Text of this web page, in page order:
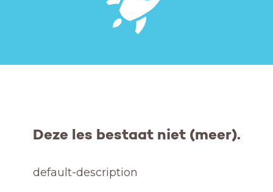
Deze les bestaat niet (meer).
default-description